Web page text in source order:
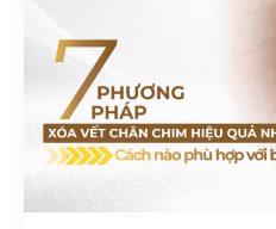
da
khỏe
đẹp
được
người